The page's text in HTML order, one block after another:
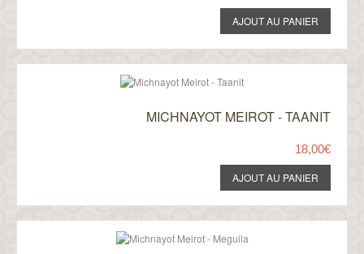
MICHNAYOT MEIROT - TAANIT
18,00€